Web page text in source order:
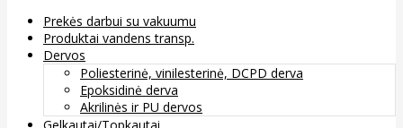
Prekės darbui su vakuumu
Produktai vandens transp.
Dervos
Poliesterinė, vinilesterinė, DCPD derva
Epoksidinė derva
Akrilinės ir PU dervos
Gelkautai/Topkautai